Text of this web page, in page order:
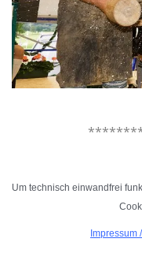
Um technisch einwandfrei
Impressum /